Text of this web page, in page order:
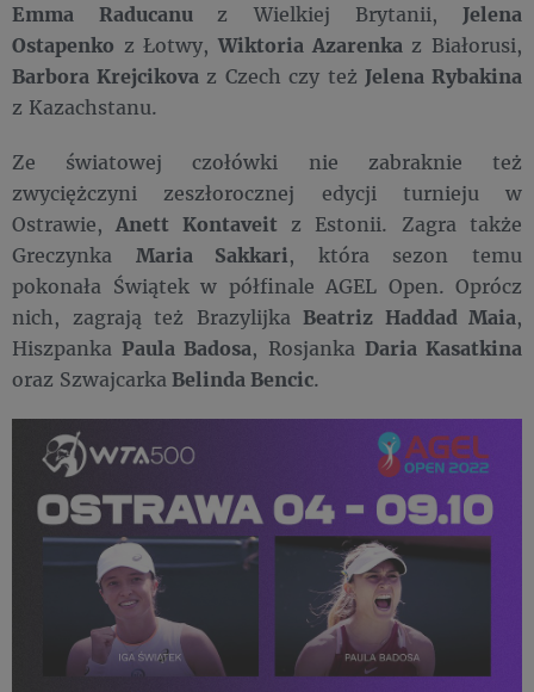
Emma Raducanu z Wielkiej Brytanii, Jelena
Ostapenko z Łotwy,Wiktoria Azarenka z Białorusi,
Barbora Krejcikova z Czech czy teżJelena Rybakina
z Kazachstanu.
Ze światowej czołówki nie zabraknie też
zwyciężczyni zeszłorocznej edycji turnieju w
Ostrawie,Anett Kontaveit z Estonii. Zagra także
Greczynka Maria Sakkari, która sezon temu
pokonała Świątek w półfinale AGEL Open. Oprócz
nich, zagrają też Brazylijka Beatriz Haddad Maia,
HiszpankaPaula Badosa, Rosjanka Daria Kasatkina
oraz Szwajcarka Belinda Bencic.